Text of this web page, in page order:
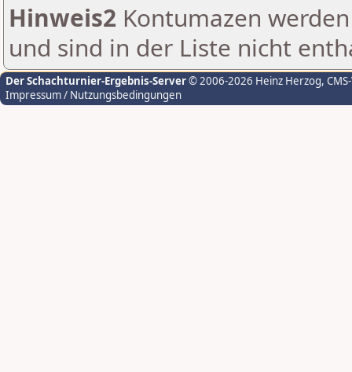
Hinweis2 Kontumazen
und sind in der Liste nicht
Der Schachturnier-Ergebnis-Server© 2006-2026 Heinz Herzog,
Impressum / Nutzungsbedingungen